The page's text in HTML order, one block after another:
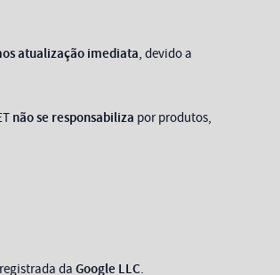
atualização imediata, devido a
não se responsabiliza por produtos,
da Google LLC.